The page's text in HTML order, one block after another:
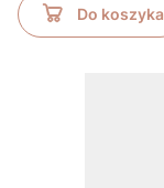
Do koszyka